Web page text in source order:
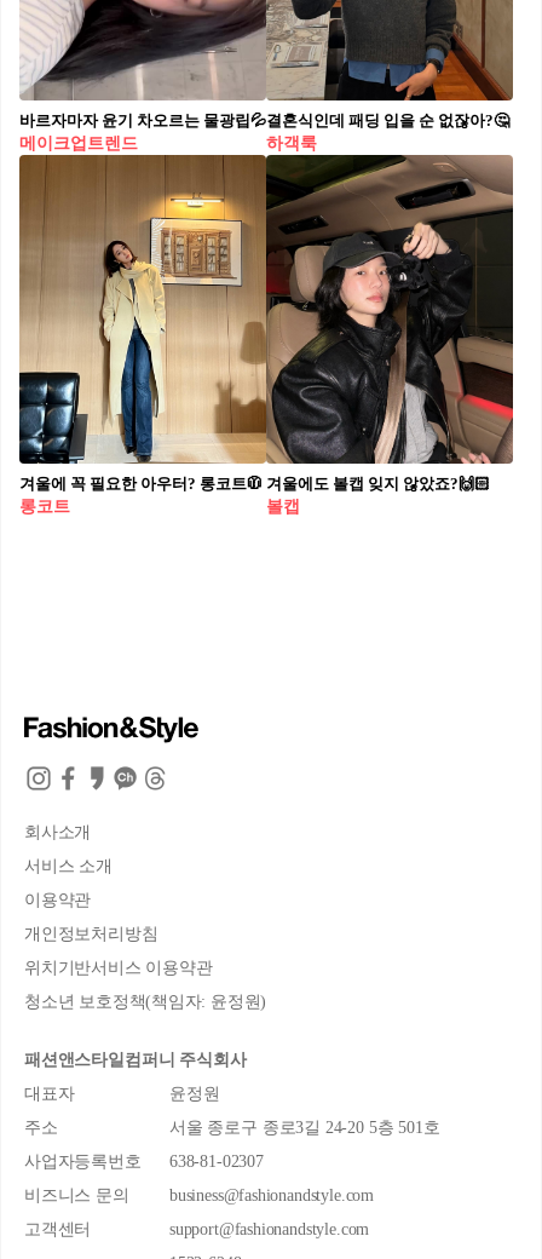
바르자마자 윤기 차오르는 물광립💦
메이크업트렌드
결혼식인데 패딩 입을 순 없잖아?🤔
하객룩
겨울에 꼭 필요한 아우터? 롱코트🧥
롱코트
겨울에도 볼캡 잊지 않았죠?🙌🏻
볼캡
회사소개
서비스 소개
이용약관
개인정보처리방침
위치기반서비스 이용약관
청소년 보호정책(책임자: 윤정원)
패션앤스타일컴퍼니 주식회사
대표자
윤정원
주소
서울 종로구 종로3길 24-20 5층 501호
사업자등록번호
638-81-02307
비즈니스 문의
business@fashionandstyle.com
고객센터
support@fashionandstyle.com